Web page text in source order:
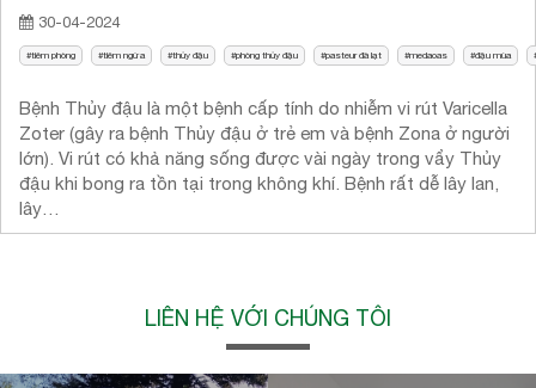
30-04-2024
tiêm phòng tiêm ngừa thủy đậu phòng thủy đậu pasteur đà lạt medaoas đậu mùa
Bệnh Thủy đậu là một bệnh cấp tính do nhiễm vi rút Varicella
Zoter (gây ra bệnh Thủy đậu ở trẻ em và bệnh Zona ở người
lớn). Vi rút có khả năng sống được vài ngày trong vẩy Thủy
đậu khi bong ra tồn tại trong không khí. Bệnh rất dễ lây lan,
lây…
LIÊN HỆ VỚI CHÚNG TÔI